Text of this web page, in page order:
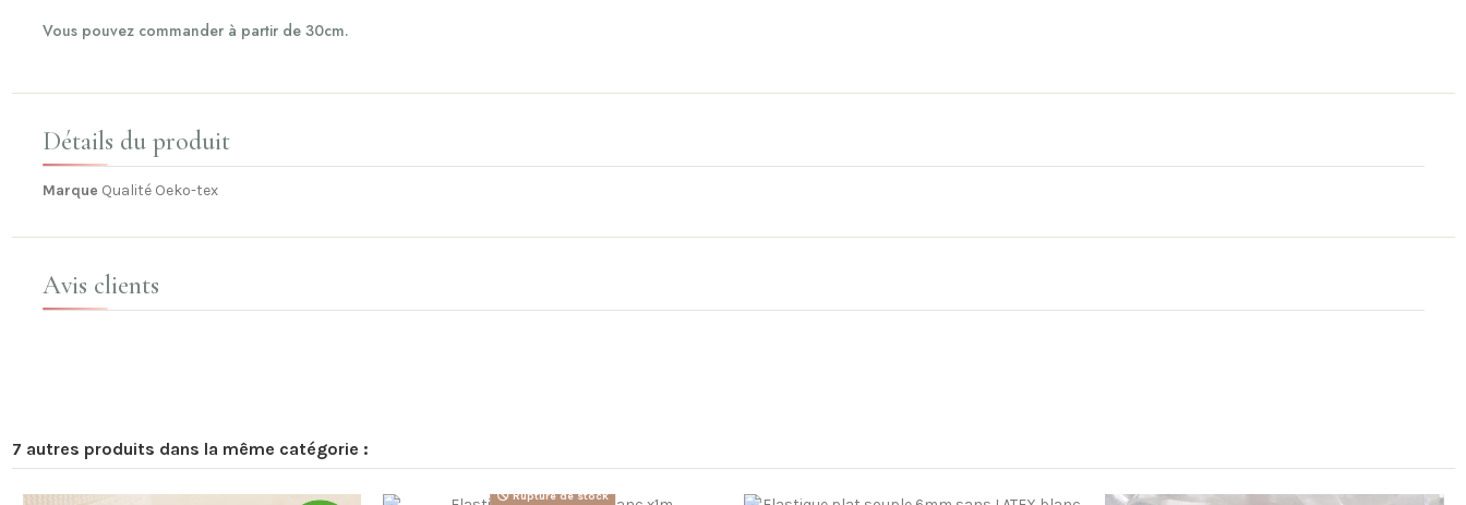
Vous pouvez commander à partir de 30cm.
Détails du produit
Marque Qualité Oeko-tex
Avis clients
7 autres produits dans la même catégorie :
Rupture de stock